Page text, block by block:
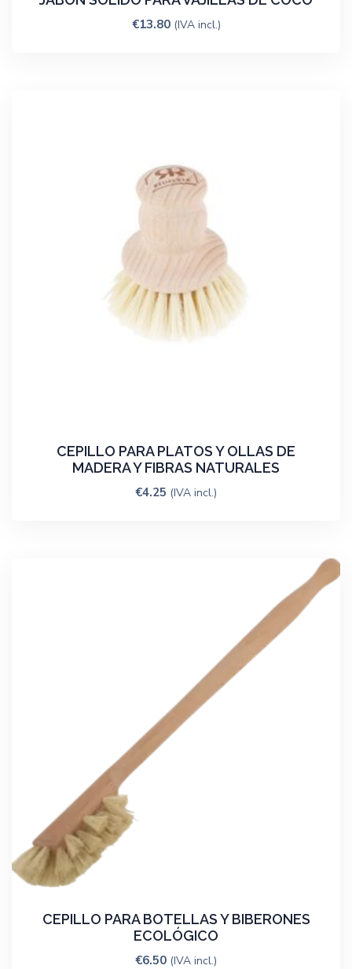
€13.80 (IVA incl.)
CEPILLO PARA PLATOS Y OLLAS DE
MADERA Y FIBRAS NATURALES
€4.25 (IVA incl.)
CEPILLO PARA BOTELLAS Y BIBERONES
ECOLÓGICO
€6.50 (IVA incl.)